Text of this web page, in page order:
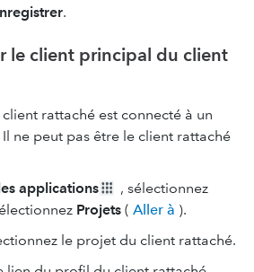
.
le client principal du client
rattaché est connecté à un
ne peut pas être le client rattaché
applications
, sélectionnez
Projets ( Aller à ).
le projet du client rattaché.